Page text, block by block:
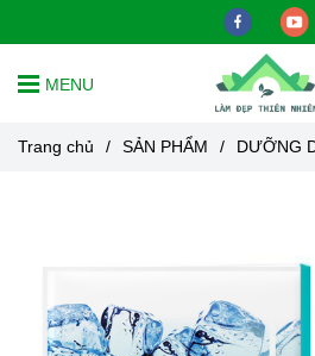
MENU
Trang chủ / SẢN PHẨM / DƯỠNG